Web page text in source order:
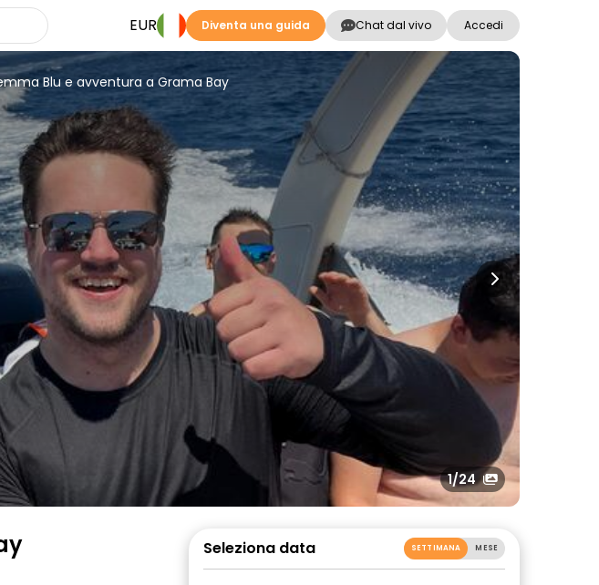
EUR Diventa una guida Chat dal vivo Accedi
Blu e avventura a Grama Bay
1/24
Seleziona data SETTIMANA MESE